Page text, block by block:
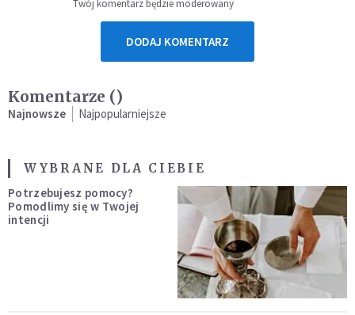
Twój komentarz będzie moderowany
DODAJ KOMENTARZ
Komentarze ()
Najnowsze Najpopularniejsze
WYBRANE DLA CIEBIE
Potrzebujesz pomocy?
Pomodlimy się w Twojej
intencji